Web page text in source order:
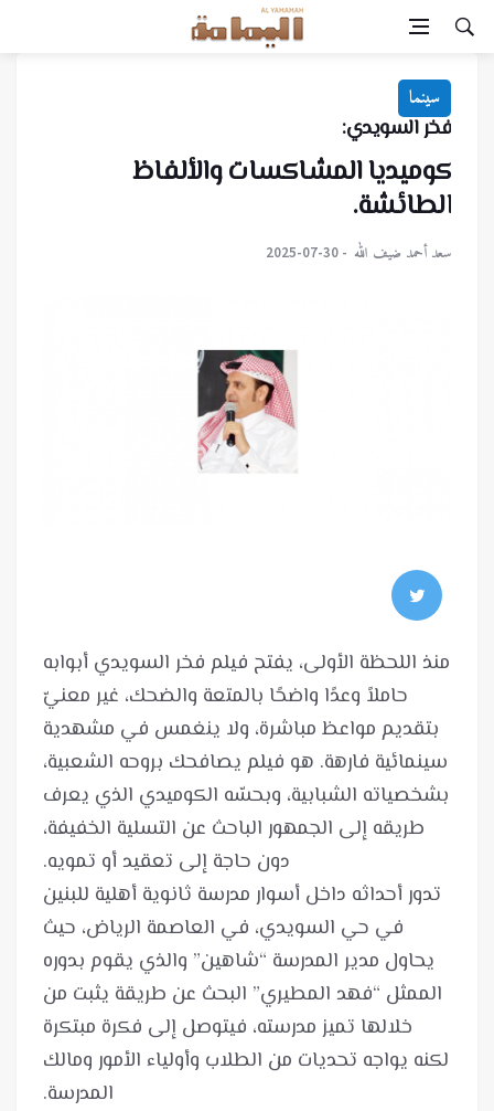
سينما
فخر السويدي:
كوميديا المشاكسات والألفاظ
الطائشة.
سعد أحمد ضيف الله 2025-07-30
منذ اللحظة الأولى، يفتح فيلم فخر السويدي أبوابه
حاملاً وعدًا واضحًا بالمتعة والضحك، غير معنيّ
بتقديم مواعظ مباشرة، ولا ينغمس في مشهدية
سينمائية فارهة. هو فيلم يصافحك بروحه الشعبية،
بشخصياته الشبابية، وبحسّه الكوميدي الذي يعرف
طريقه إلى الجمهور الباحث عن التسلية الخفيفة،
تدور أحداثه داخل أسوار مدرسة ثانوية أهلية للبنين
في حي السويدي، في العاصمة الرياض، حيث
يحاول مدير المدرسة “شاهين” والذي يقوم بدوره
الممثل “فهد المطيري” البحث عن طريقة يثبت من
خلالها تميز مدرسته، فيتوصل إلى فكرة مبتكرة
لكنه يواجه تحديات من الطلاب وأولياء الأمور ومالك